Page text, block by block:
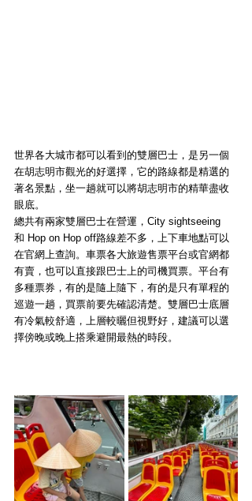
世界各大城市都可以看到的雙層巴士，是另一個
在胡志明市觀光的好選擇，它的路線都是精選的
著名景點，坐一趟就可以將胡志明市的精華盡收
眼底。
總共有兩家雙層巴士在營運，City sightseeing
和 Hop on Hop off路線差不多，上下車地點可以
在官網上查詢。車票各大旅遊售票平台或官網都
有賣，也可以直接跟巴士上的司機買票。平台有
多種票券，有的是隨上隨下，有的是只有單程的
巡遊一趟，買票前要先確認清楚。雙層巴士底層
有冷氣較舒適，上層較曬但視野好，建議可以選
擇傍晚或晚上搭乘避開最熱的時段。